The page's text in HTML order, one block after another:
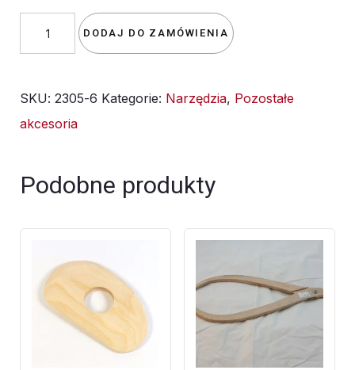
narzędzia
4
DODAJ DO ZAMÓWIENIA
SKU: 2305-6 Kategorie: Narzędzia, Pozostałe
akcesoria
Podobne produkty